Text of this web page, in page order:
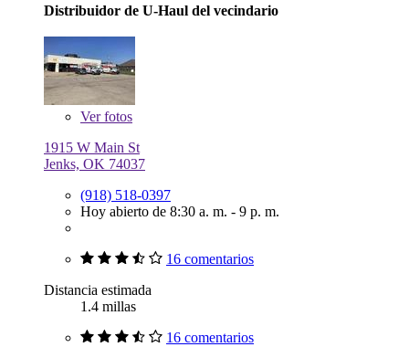
Distribuidor de U-Haul del vecindario
Verfotos
1915 W Main St
Jenks, OK 74037
(918) 518-0397
Hoy abierto de 8:30 a. m. - 9 p. m.
16 comentarios
Distancia estimada
1.4 millas
16 comentarios